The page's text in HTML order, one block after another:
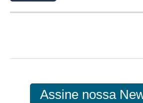
Assine nossa